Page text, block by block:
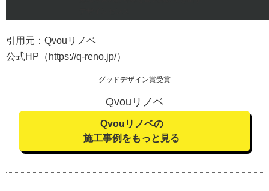
引用元：Qvouリノベ
公式HP（https://q-reno.jp/）
グッドデザイン賞受賞
Qvouリノベ
Qvouリノベの
施工事例をもっと見る